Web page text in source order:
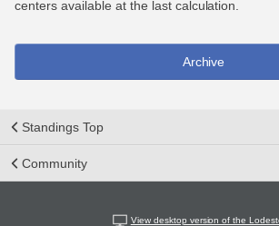
centers available at the last calculation.
Archive
Standings Top
Community
View desktop version of the